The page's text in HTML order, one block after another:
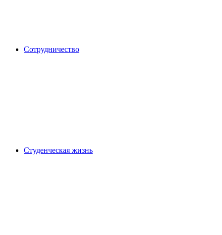
Сотрудничество
Студенческая жизнь